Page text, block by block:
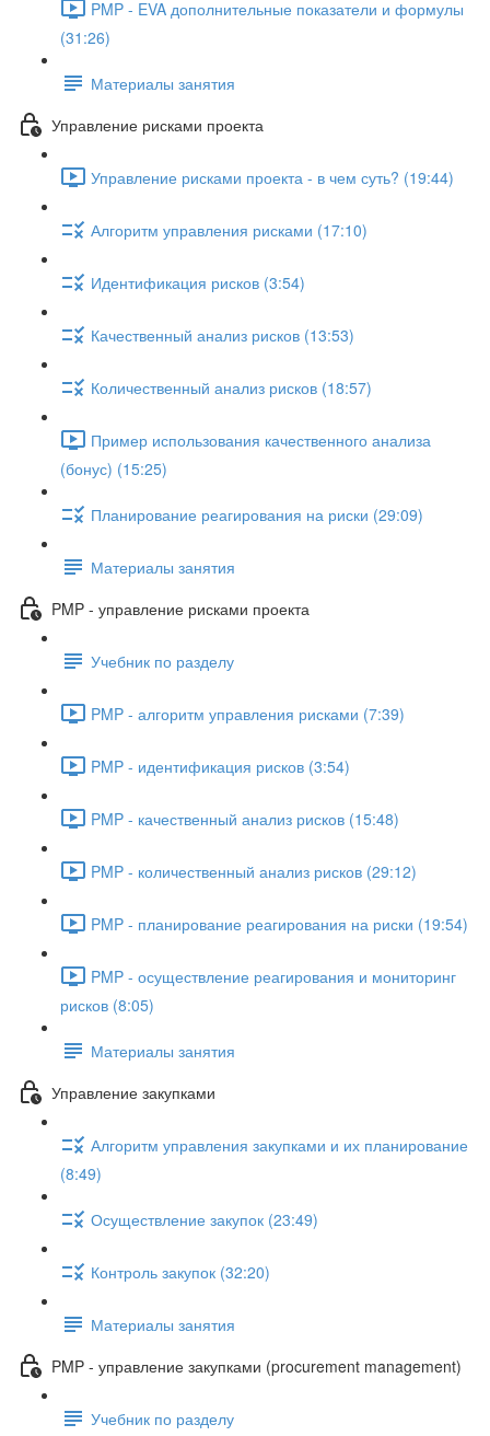
PMP - EVA дополнительные показатели и формулы
(31:26)
Материалы занятия
Управление рисками проекта
Управление рисками проекта - в чем суть? (19:44)
Алгоритм управления рисками (17:10)
Идентификация рисков (3:54)
Качественный анализ рисков (13:53)
Количественный анализ рисков (18:57)
Пример использования качественного анализа
(бонус) (15:25)
Планирование реагирования на риски (29:09)
Материалы занятия
PMP - управление рисками проекта
Учебник по разделу
PMP - алгоритм управления рисками (7:39)
PMP - идентификация рисков (3:54)
PMP - качественный анализ рисков (15:48)
PMP - количественный анализ рисков (29:12)
PMP - планирование реагирования на риски (19:54)
PMP - осуществление реагирования и мониторинг
рисков (8:05)
Материалы занятия
Управление закупками
Алгоритм управления закупками и их планирование
(8:49)
Осуществление закупок (23:49)
Контроль закупок (32:20)
Материалы занятия
PMP - управление закупками (procurement management)
Учебник по разделу